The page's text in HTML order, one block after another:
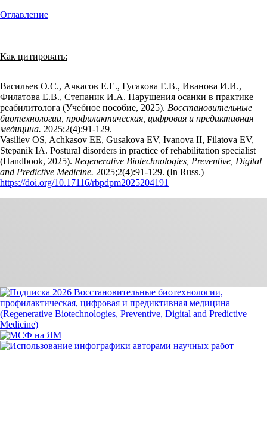
Оглавление
Как цитировать:
Васильев О.С., Ачкасов Е.Е., Гусакова Е.В., Иванова И.И.,
Филатова Е.В., Степаник И.А. Нарушения осанки в практике
реабилитолога (Учебное пособие, 2025). Восстановительные
биотехнологии, профилактическая, цифровая и предиктивная
медицина. 2025;2(4):91‑129.
Vasiliev OS, Achkasov EE, Gusakova EV, Ivanova II, Filatova EV,
Stepanik IA. Postural disorders in practice of rehabilitation specialist
(Handbook, 2025). Regenerative Biotechnologies, Preventive, Digital
and Predictive Medicine. 2025;2(4):91‑129. (In Russ.)
https://doi.org/10.17116/rbpdpm2025204191